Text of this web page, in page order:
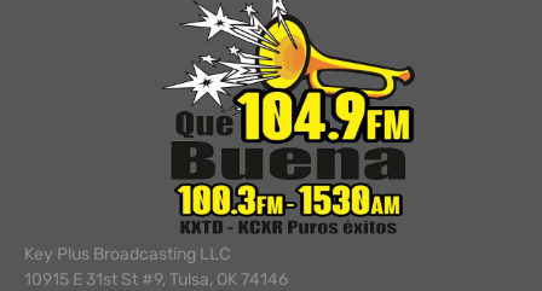
Key Plus Broadcasting LLC
10915 E 31st St #9, Tulsa, OK 74146